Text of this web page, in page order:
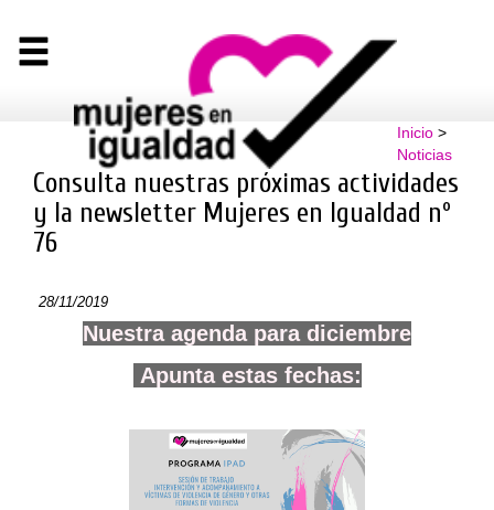
Inicio>
Noticias
Consulta nuestras próximas actividades
y la newsletter Mujeres en Igualdad nº
76
28/11/2019
Nuestra agenda para diciembre
Apunta estas fechas: